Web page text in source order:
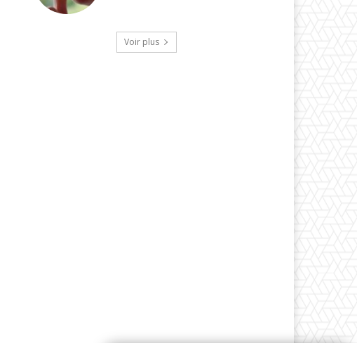
Voir plus